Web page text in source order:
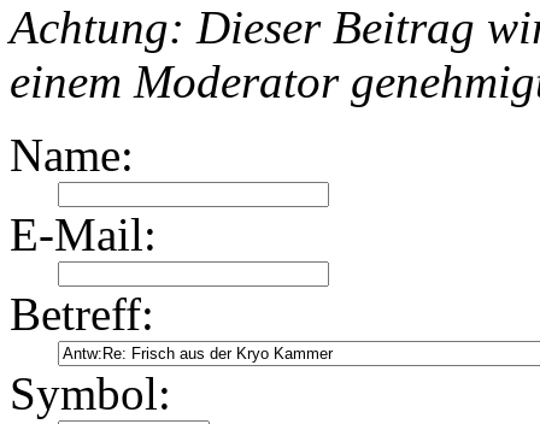
Achtung: Dieser Beitrag
einem Moderator
Name:
E-Mail:
Betreff:
Symbol: